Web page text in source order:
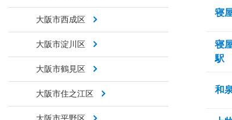
大阪市西成区
大阪市淀川区
大阪市鶴見区
大阪市住之江区
寝
寝
駅
和